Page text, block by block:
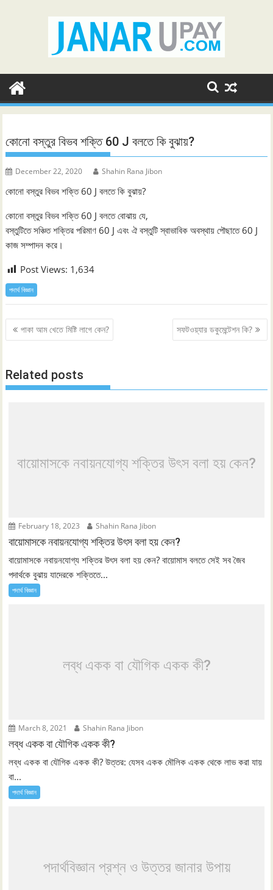
কোনো বস্তুর বিভব শক্তি 60 J বলতে কি বুঝায়?
December 22, 2020 Shahin Rana Jibon
কোনো বস্তুর বিভব শক্তি 60 J বলতে কি বুঝায়?
কোনো বস্তুর বিভব শক্তি 60 J বলতে বোঝায় যে,
বস্তুটিতে সঞ্চিত শক্তির পরিমাণ 60 J এবং ঐ বস্তুটি স্বাভাবিক অবস্থায় পৌছাতে 60 J
কাজ সম্পাদন করে।
Post Views: 1,634
পদার্থ বিজ্ঞান
Post
navigation
পাকা আম খেতে মিষ্টি লাগে কেন? সফটওয়্যার ডকুমেন্টেশন কি?
Related posts
বায়োমাসকে নবায়নযোগ্য শক্তির উৎস বলা হয় কেন?
February 18, 2023 Shahin Rana Jibon
বায়োমাসকে নবায়নযোগ্য শক্তির উৎস বলা হয় কেন?
বায়োমাসকে নবায়নযোগ্য শক্তির উৎস বলা হয় কেন? বায়োমাস বলতে সেই সব জৈব
পদার্থকে বুঝায় যাদেরকে শক্তিতে...
পদার্থ বিজ্ঞান
লব্ধ একক বা যৌগিক একক কী?
March 8, 2021 Shahin Rana Jibon
লব্ধ একক বা যৌগিক একক কী?
লব্ধ একক বা যৌগিক একক কী? উত্তর: যেসব একক মৌলিক একক থেকে লাভ করা যায়
বা...
পদার্থ বিজ্ঞান
পদার্থবিজ্ঞান প্রশ্ন ও উত্তর জানার উপায়